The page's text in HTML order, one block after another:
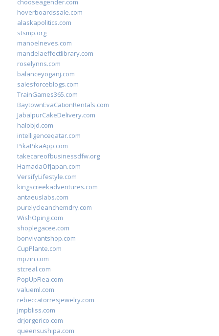
chooseagender.com
hoverboardssale.com
alaskapolitics.com
stsmp.org
manoelneves.com
mandelaeffectlibrary.com
roselynns.com
balanceyoganj.com
salesforceblogs.com
TrainGames365.com
BaytownEvaCationRentals.com
JabalpurCakeDelivery.com
halobjd.com
intelligenceqatar.com
PikaPikaApp.com
takecareofbusinessdfw.org
HamadaOfJapan.com
VersifyLifestyle.com
kingscreekadventures.com
antaeuslabs.com
purelycleanchemdry.com
WishOping.com
shoplegacee.com
bonvivantshop.com
CupPlante.com
mpzin.com
stcreal.com
PopUpFlea.com
valueml.com
rebeccatorresjewelry.com
jmpbliss.com
drjorgerico.com
queensushipa.com